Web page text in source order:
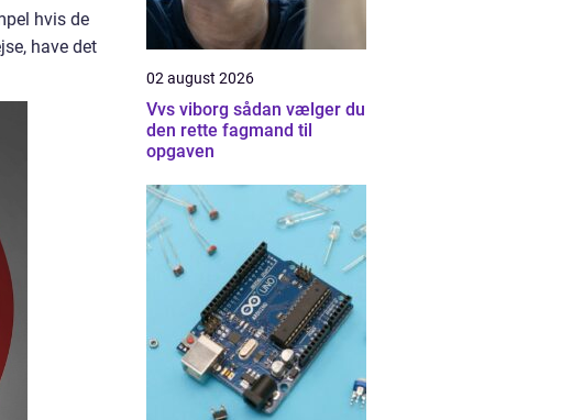
hvis de
have det
02 august 2026
Vvs viborg sådan vælger du
den rette fagmand til
opgaven